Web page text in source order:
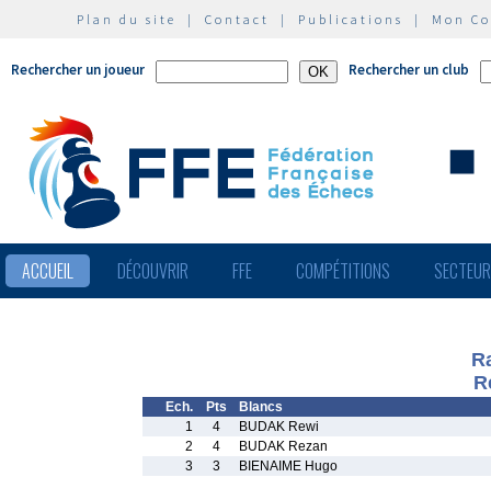
Plan du site | Contact | Publications | Mon
Rechercher un joueur Rechercher un club
ACCUEIL DÉCOUVRIR FFE COMPÉTITIONS
Ech. Pts
Blancs
1
4
BUDAK Rewi
2
4
BUDAK Rezan
3
3
BIENAIME Hugo